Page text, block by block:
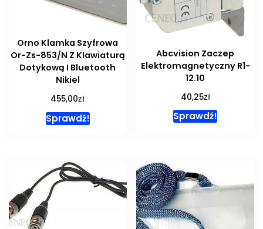
Orno Klamka Szyfrowa
Or-Zs-853/N Z Klawiaturą
Dotykową I Bluetooth
Nikiel
455,00zł
Sprawdź!
Abcvision Zaczep
Elektromagnetyczny R1-
12.10
40,25zł
Sprawdź!